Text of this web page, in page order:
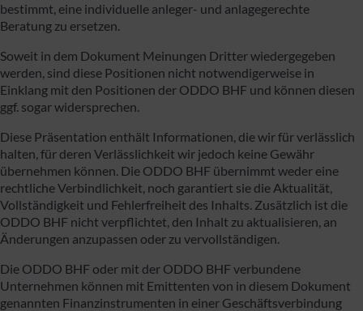
bestimmt, eine individuelle anleger- und anlagegerechte
Beratung zu ersetzen.
Soweit in dem Dokument Meinungen Dritter wiedergegeben
werden, sind diese Positionen nicht notwendigerweise in
Einklang mit den Positionen der ODDO BHF und können diesen
ggf. sogar widersprechen.
Diese Präsentation enthält Informationen, die wir für verlässlich
halten, für deren Verlässlichkeit wir jedoch keine Gewähr
übernehmen können. Die ODDO BHF übernimmt weder eine
rechtliche Verbindlichkeit, noch garantiert sie die Aktualität,
Vollständigkeit und Fehlerfreiheit des Inhalts. Zusätzlich ist die
ODDO BHF nicht verpflichtet, den Inhalt zu aktualisieren, an
Änderungen anzupassen oder zu vervollständigen.
Die ODDO BHF oder mit der ODDO BHF verbundene
Unternehmen können mit Emittenten von in diesem Dokument
genannten Finanzinstrumenten in einer Geschäftsverbindung